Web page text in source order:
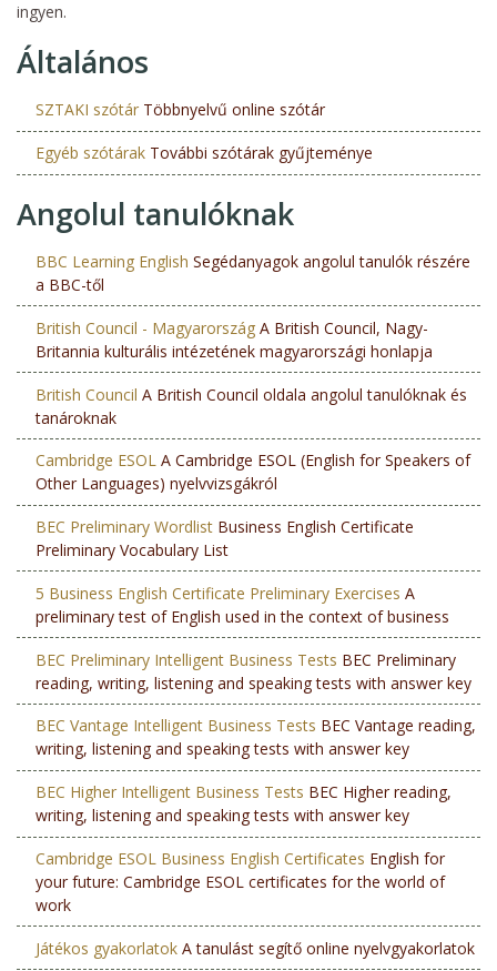
ingyen.
Általános
SZTAKI szótárTöbbnyelvű online szótár
Egyéb szótárakTovábbi szótárak gyűjteménye
Angolul tanulóknak
BBC Learning English Segédanyagok angolul tanulók részére
a BBC-től
British Council - MagyarországA British Council, Nagy-
Britannia kulturális intézetének magyarországi honlapja
British Council A British Council oldala angolul tanulóknak és
tanároknak
Cambridge ESOLA Cambridge ESOL (English for Speakers of
Other Languages) nyelvvizsgákról
BEC Preliminary WordlistBusiness English Certificate
Preliminary Vocabulary List
5 Business English Certificate Preliminary Exercises A
preliminary test of English used in the context of business
BEC Preliminary Intelligent Business Tests BEC Preliminary
reading, writing, listening and speaking tests with answer key
BEC Vantage Intelligent Business Tests BEC Vantage reading,
writing, listening and speaking tests with answer key
BEC Higher Intelligent Business Tests BEC Higher reading,
writing, listening and speaking tests with answer key
Cambridge ESOL Business English Certificates English for
your future: Cambridge ESOL certificates for the world of
work
Játékos gyakorlatokA tanulást segítő online nyelvgyakorlatok